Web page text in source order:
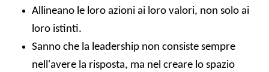
Allineano le loro azioni ai loro valori, non solo ai
loro istinti.
Sanno che la leadership non consiste sempre
nell'avere la risposta, ma nel creare lo spazio